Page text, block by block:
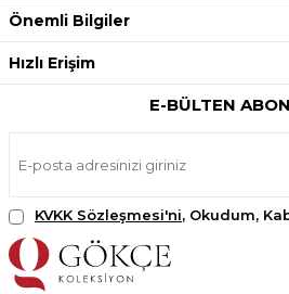
Önemli Bilgiler
Hızlı Erişim
E-BÜLTEN
KVKK Sözleşmesi'ni, Okudum,